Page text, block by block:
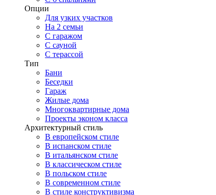
Опции
Для узких участков
На 2 семьи
С гаражом
С сауной
С терассой
Тип
Бани
Беседки
Гараж
Жилые дома
Многоквартирные дома
Проекты эконом класса
Архитектурный стиль
В европейском стиле
В испанском стиле
В итальянском стиле
В классическом стиле
В польском стиле
В современном стиле
В стиле конструктивизма